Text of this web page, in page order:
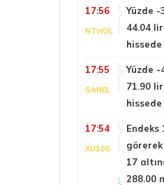
17:56
NTHOL
Yüzde -
44.04
17:55
SANEL
Yüzde -
71.90
17:54
XU100
Endeks
görerek
17
288.00